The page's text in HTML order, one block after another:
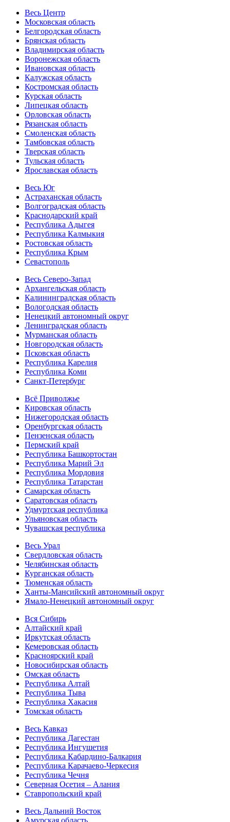
Весь Центр
Московская область
Белгородская область
Брянская область
Владимирская область
Воронежская область
Ивановская область
Калужская область
Костромская область
Курская область
Липецкая область
Орловская область
Рязанская область
Смоленская область
Тамбовская область
Тверская область
Тульская область
Ярославская область
Весь Юг
Астраханская область
Волгоградская область
Краснодарский край
Республика Адыгея
Республика Калмыкия
Ростовская область
Республика Крым
Севастополь
Весь Северо-Запад
Архангельская область
Калининградская область
Вологодская область
Ненецкий автономный округ
Ленинградская область
Мурманская область
Новгородская область
Псковская область
Республика Карелия
Республика Коми
Санкт-Петербург
Всё Приволжье
Кировская область
Нижегородская область
Оренбургская область
Пензенская область
Пермский край
Республика Башкортостан
Республика Марий Эл
Республика Мордовия
Республика Татарстан
Самарская область
Саратовская область
Удмуртская республика
Ульяновская область
Чувашская республика
Весь Урал
Свердловская область
Челябинская область
Курганская область
Тюменская область
Ханты-Мансийский автономный округ
Ямало-Ненецкий автономный округ
Вся Сибирь
Алтайский край
Иркутская область
Кемеровская область
Красноярский край
Новосибирская область
Омская область
Республика Алтай
Республика Тыва
Республика Хакасия
Томская область
Весь Кавказ
Республика Дагестан
Республика Ингушетия
Республика Кабардино-Балкария
Республика Карачаево-Черкесия
Республика Чечня
Северная Осетия – Алания
Ставропольский край
Весь Дальний Восток
Амурская область